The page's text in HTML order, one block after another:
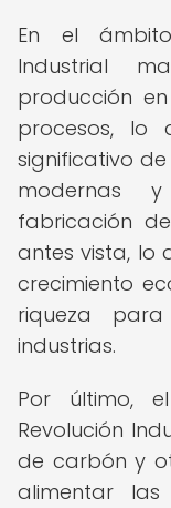
En el
Industrial
producción
procesos, lo
significativo
modernas
fabricación
antes vista, lo
crecimiento
riqueza
industrias.
Por último,
Revolución
de carbón y
alimentar